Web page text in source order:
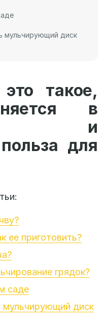
мульчирующий диск
такое,
в
и
для
ее приготовить?
грядок?
саде
мульчирующий диск